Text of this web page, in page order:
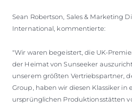
Sean Robertson, Sales & Marketing
International, kommentierte:
"Wir waren begeistert, die UK-
der Heimat von Sunseeker
unserem größten Vertriebspartner,
Group, haben wir diesen Klassiker in
ursprünglichen Produktionsstätten